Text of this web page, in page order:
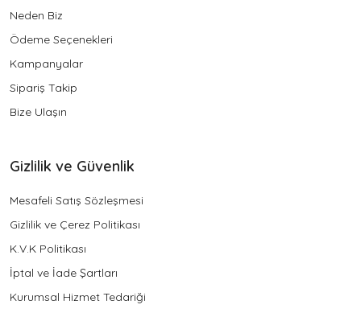
Neden Biz
Ödeme Seçenekleri
Kampanyalar
Sipariş Takip
Bize Ulaşın
Gizlilik ve Güvenlik
Mesafeli Satış Sözleşmesi
Gizlilik ve Çerez Politikası
K.V.K Politikası
İptal ve İade Şartları
Kurumsal Hizmet Tedariği